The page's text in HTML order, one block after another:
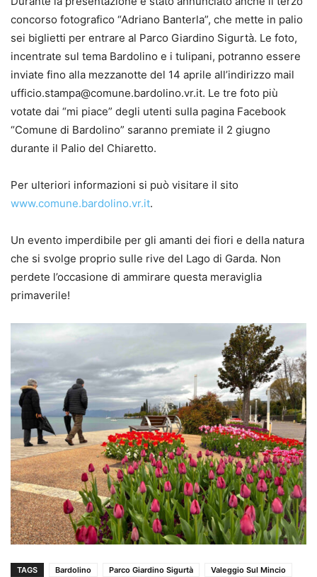
concorso fotografico “Adriano Banterla”, che mette in palio
sei biglietti per entrare al Parco Giardino Sigurtà. Le foto,
incentrate sul tema Bardolino e i tulipani, potranno essere
inviate fino alla mezzanotte del 14 aprile all’indirizzo mail
ufficio.stampa@comune.bardolino.vr.it. Le tre foto più
votate dai “mi piace” degli utenti sulla pagina Facebook
“Comune di Bardolino” saranno premiate il 2 giugno
durante il Palio del Chiaretto.
Per ulteriori informazioni si può visitare il sito
www.comune.bardolino.vr.it.
Un evento imperdibile per gli amanti dei fiori e della natura
che si svolge proprio sulle rive del Lago di Garda. Non
perdete l’occasione di ammirare questa meraviglia
primaverile!
TAGS Bardolino Parco Giardino Sigurtà Valeggio Sul Mincio